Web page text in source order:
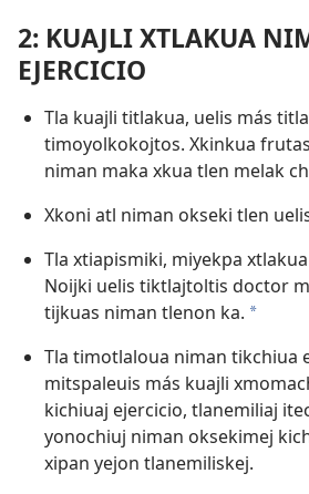
2: KUAJLI XTLAKUA
EJERCICIO
Tla kuajli titlakua, uelis más
timoyolkokojtos. Xkinkua
niman maka xkua tlen melak
Xkoni atl niman okseki tlen
Tla xtiapismiki, miyekpa
Noijki uelis tiktlajtoltis doctor
tijkuas niman tlenon ka. a
Tla timotlaloua niman tikchiua
mitspaleuis más kuajli
kichiuaj ejercicio, tlanemiliaj
yonochiuj niman oksekimej
xipan yejon tlanemiliskej.